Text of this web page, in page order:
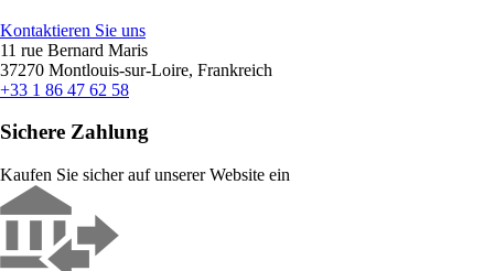
Kontaktieren Sie uns
11 rue Bernard Maris
37270 Montlouis-sur-Loire, Frankreich
+33 1 86 47 62 58
Sichere Zahlung
Kaufen Sie sicher auf unserer Website ein